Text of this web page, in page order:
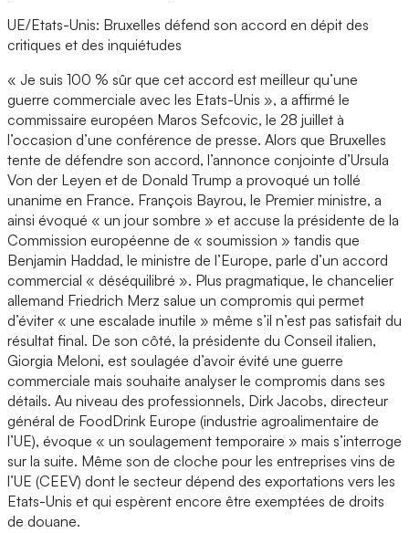
UE/Etats-Unis: Bruxelles défend son accord en dépit des
critiques et des inquiétudes
« Je suis 100 % sûr que cet accord est meilleur qu’une
guerre commerciale avec les Etats-Unis », a affirmé le
commissaire européen Maros Sefcovic, le 28 juillet à
l’occasion d’une conférence de presse. Alors que Bruxelles
tente de défendre son accord, l’annonce conjointe d’Ursula
Von der Leyen et de Donald Trump a provoqué un tollé
unanime en France. François Bayrou, le Premier ministre, a
ainsi évoqué « un jour sombre » et accuse la présidente de la
Commission européenne de « soumission » tandis que
Benjamin Haddad, le ministre de l’Europe, parle d’un accord
commercial « déséquilibré ». Plus pragmatique, le chancelier
allemand Friedrich Merz salue un compromis qui permet
d’éviter « une escalade inutile » même s’il n’est pas satisfait du
résultat final. De son côté, la présidente du Conseil italien,
Giorgia Meloni, est soulagée d’avoir évité une guerre
commerciale mais souhaite analyser le compromis dans ses
détails. Au niveau des professionnels, Dirk Jacobs, directeur
général de FoodDrink Europe (industrie agroalimentaire de
l’UE), évoque « un soulagement temporaire » mais s’interroge
sur la suite. Même son de cloche pour les entreprises vins de
l’UE (CEEV) dont le secteur dépend des exportations vers les
Etats-Unis et qui espèrent encore être exemptées de droits
de douane.